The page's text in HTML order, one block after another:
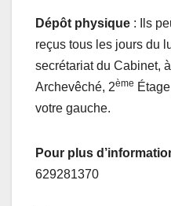
Dépôt physique : Ils
reçus tous les jours du
secrétariat du Cabinet,
Archevêché, 2ème
votre gauche.
Pour plus
629281370